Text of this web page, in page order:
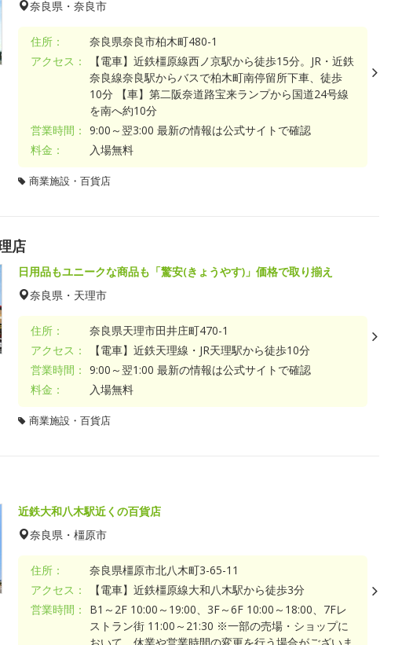
奈良県・奈良市
住所：
奈良県奈良市柏木町480-1
アクセス：
【電車】近鉄橿原線西ノ京駅から徒歩15分。JR・近鉄
奈良線奈良駅からバスで柏木町南停留所下車、徒歩
10分 【車】第二阪奈道路宝来ランプから国道24号線
を南へ約10分
営業時間： 9:00～翌3:00 最新の情報は公式サイトで確認
料金：
入場無料
商業施設・百貨店
店
日用品もユニークな商品も「驚安(きょうやす)」価格で取り揃え
奈良県・天理市
住所：
奈良県天理市田井庄町470-1
アクセス：
【電車】近鉄天理線・JR天理駅から徒歩10分
営業時間： 9:00～翌1:00 最新の情報は公式サイトで確認
料金：
入場無料
商業施設・百貨店
近鉄大和八木駅近くの百貨店
奈良県・橿原市
住所：
奈良県橿原市北八木町3-65-11
アクセス：
【電車】近鉄橿原線大和八木駅から徒歩3分
営業時間：
B1～2F 10:00～19:00、3F～6F 10:00～18:00、7Fレ
ストラン街 11:00～21:30 ※一部の売場・ショップに